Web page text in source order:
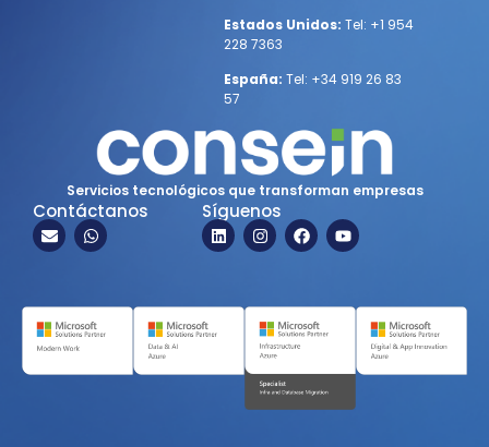
Estados Unidos: Tel: +1 954
228 7363
España: Tel: +34 919 26 83
57
Servicios tecnológicos que transforman empresas
Contáctanos Síguenos